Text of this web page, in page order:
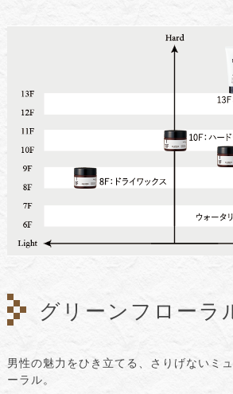
グリーンフローラ
男性の魅力をひき立てる、さりげないミ
ーラル。